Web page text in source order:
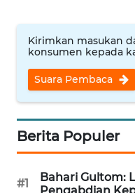
Kirimkan masukan
konsumen kepada
Suara Pembaca
Berita Populer
#1
Bahari Gultom:
WN
KEPRI
WN
PAPUA
WN
PAPUA